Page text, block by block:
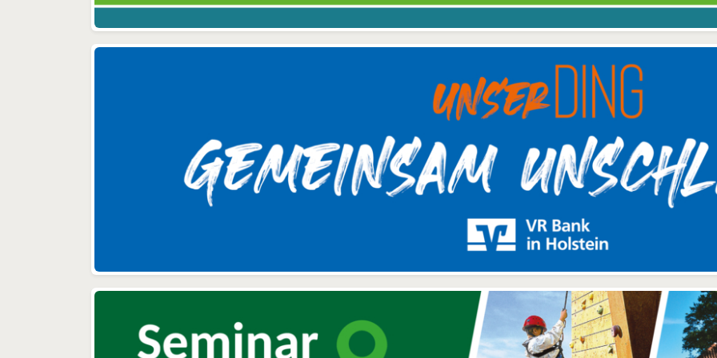
Markt. Uns verbindet nicht
nur die geographische Nähe,
auch
europaweit verbreite
„3. Stadtwerkeforum
Elektromobilität“ am 25. März
2019 in Neumünster: Mehr
Wasserwirtschaft (VSHEW)
gefolgt. Im Zentrum der
Veranstaltung stand diesmal
die Alltagstauglichkeit der
ADAC über die geringe
an einer Station sowie eine
einfache Abrechnung der
Kosten (vielleicht sogar
unerlässlich. Für eine zügige
Umsetzung dieser
zukunftsweisenden Aufgabe
setzt sich die WEP sehr
engagiert ein. Helmuth Kruse
Vorsitzender des
Ausschusses für Umwelt,
Sicherheit und Ordnung des
Kreises Pinneberg. Seitdem
der Bund und di
Elektroautos und eine
von 3.000 Euro für
jeweils zu gleichen
finanziert von Industrie
Bund. Mit Sicherheit wird
Bewegung in den Markt
bringen. Und doch darf
sich fragen: Gibt es auch
Meldungen über neue
Impulse aus der
selbst, jenseits von
Fördertöpfen? Oder
Ideen, die nicht in
Scheinlösungen münden